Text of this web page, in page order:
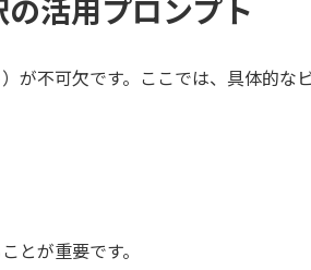
の活用プロンプト
が不可欠です。ここでは、具体的な
とが重要です。